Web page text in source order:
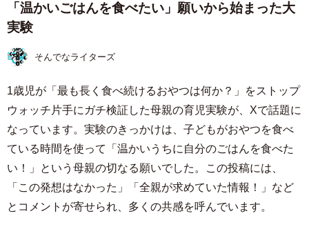
「温かいごはんを食べたい」願いから始まった大
実験
そんでなライターズ
1歳児が「最も長く食べ続けるおやつは何か？」をストップ
ウォッチ片手にガチ検証した母親の育児実験が、Xで話題に
なっています。実験のきっかけは、子どもがおやつを食べ
ている時間を使って「温かいうちに自分のごはんを食べた
い！」という母親の切なる願いでした。この投稿には、
「この発想はなかった」「全親が求めていた情報！」など
とコメントが寄せられ、多くの共感を呼んでいます。